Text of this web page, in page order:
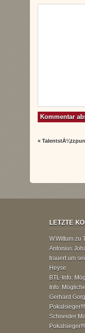
«
LETZTE
W.Wittum zu
Antonius
trauert um
Heyse
BTL-Info:
Info:
Gerhard
Pokalsieger!!!
Schneider
Pokalsieger!!!